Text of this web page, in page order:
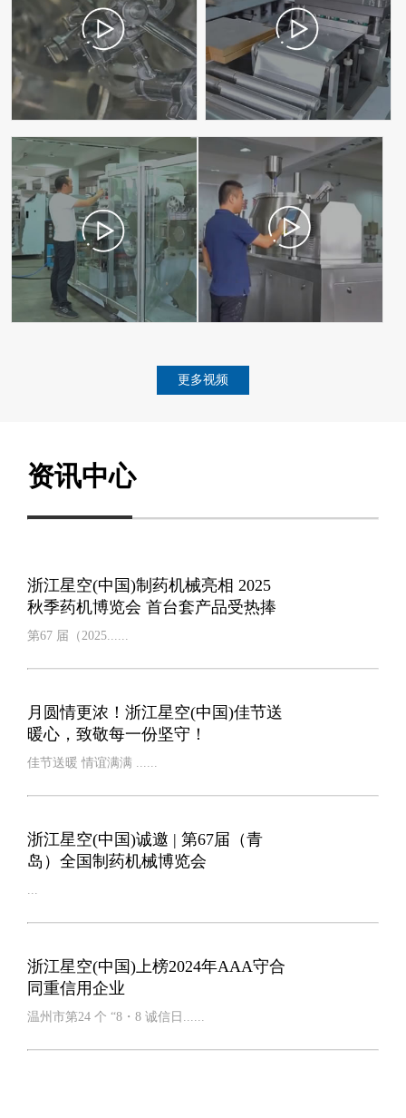
高效智能包衣机组 260铝铝泡罩包装机
260高速辊板铝塑泡罩包装机 湿法制粒机
更多视频
资讯中心
浙江星空(中国)制药机械亮相 2025
秋季药机博览会 首台套产品受热捧
第67 届（2025......
月圆情更浓！浙江星空(中国)佳节送
暖心，致敬每一份坚守！
佳节送暖 情谊满满 ......
浙江星空(中国)诚邀​ | 第67届（青
岛）全国制药机械博览会
浙江星空(中国)上榜2024年AAA守合
同重信用企业
温州市第24 个 “8・8 诚信日......